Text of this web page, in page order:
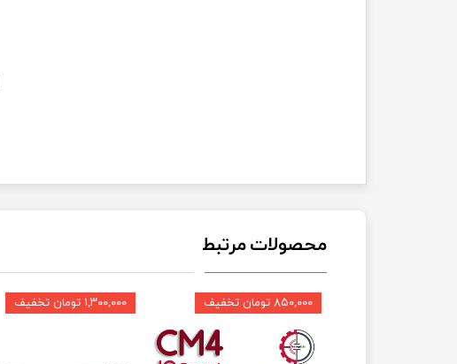
محصولات مرتبط
۱,۳۰۰,۰۰۰ تومان تخفیف ۸۵۰,۰۰۰ تومان تخفیف